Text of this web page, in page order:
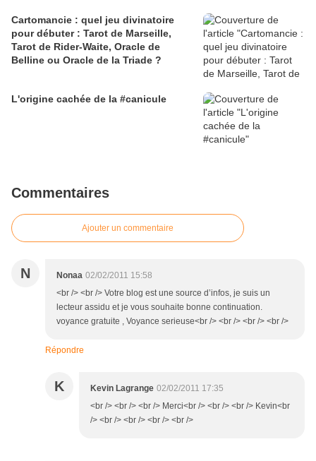
Cartomancie : quel jeu divinatoire
pour débuter : Tarot de Marseille,
Tarot de Rider-Waite, Oracle de
Belline ou Oracle de la Triade ?
L'origine cachée de la #canicule
Commentaires
Ajouter un commentaire
N Nonaa 02/02/2011 15:58
<br /> <br /> Votre blog est une source d’infos, je suis un
lecteur assidu et je vous souhaite bonne continuation.
voyance gratuite , Voyance serieuse<br /> <br /> <br /> <br />
Répondre
K Kevin Lagrange 02/02/2011 17:35
<br /> <br /> <br /> Merci<br /> <br /> <br /> Kevin<br
/> <br /> <br /> <br /> <br />